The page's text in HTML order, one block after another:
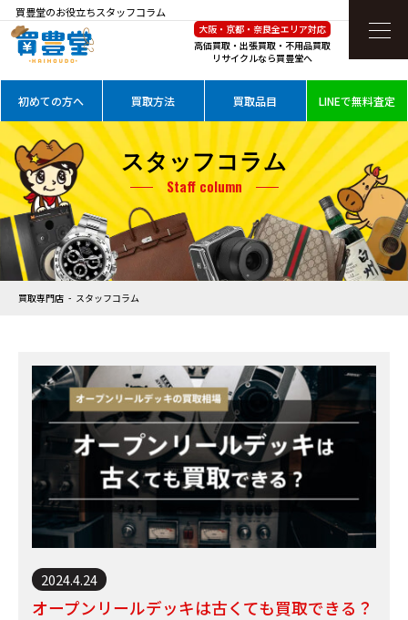
買豊堂のお役立ちスタッフコラム
大阪・京都・奈良全エリア対応
高価買取・出張買取・不用品買取
リサイクルなら買豊堂へ
初めての方へ 買取方法 買取品目 LINEで無料査定
スタッフコラム
Staff column
買取専門店 スタッフコラム
2024.4.24
オープンリールデッキは古くても買取できる？